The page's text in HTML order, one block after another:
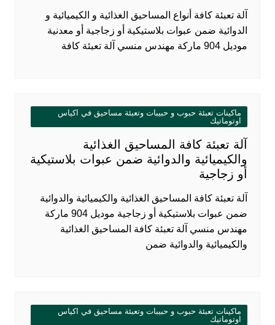
آلة تعبئة كافة أنواع المساحيق الغذائية و الكيميائية و
الدوائية ضمن عبوات بلاستيكية أو زجاجية أو معدنية
موديل 904 ماركة مهندس منسي آلة تعبئة كافة
ماكينات تعبئة حبوب و حبيبات وتعبئة مساحيق في اكياس
اوتوماتيك
آلة تعبئة كافة المساحيق الغذائية
والكيميائية والدوائية ضمن عبوات بلاستيكية
أو زجاجية
آلة تعبئة كافة المساحيق الغذائية والكيميائية والدوائية
ضمن عبوات بلاستيكية أو زجاجية موديل 904 ماركة
مهندس منسي آلة تعبئة كافة المساحيق الغذائية
والكيميائية والدوائية ضمن
ماكينات تعبئة حبوب و حبيبات وتعبئة مساحيق في اكياس
اوتوماتيك